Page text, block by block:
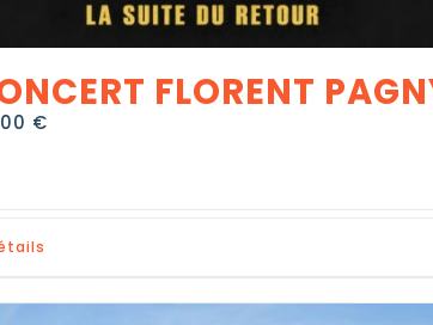
FLORENT
€